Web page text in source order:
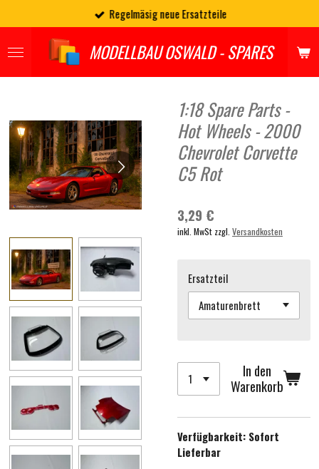
Hauptinhalt
springen
MODELLBAU OSWALD - SPARES
Regelmäsig neue Ersatzteile
1:18 Spare Parts -
Hot Wheels - 2000
Chevrolet Corvette
C5 Rot
3,29 €
inkl. MwSt zzgl. Versandkosten
Ersatzteil
In den
Warenkorb
Verfügbarkeit: Sofort
Lieferbar